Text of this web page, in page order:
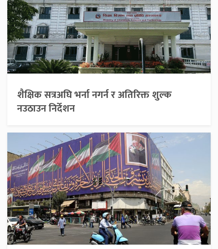
शैक्षिक सत्रअघि भर्ना नगर्न र अतिरिक्त शुल्क
नउठाउन निर्देशन